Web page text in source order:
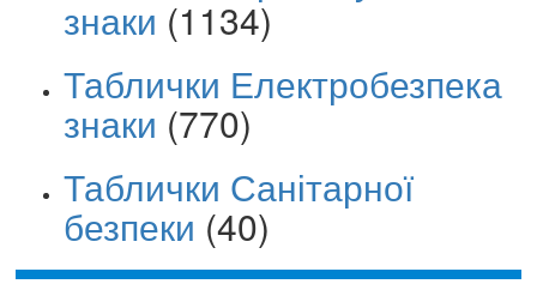
знаки (1134)
Таблички Електробезпека
знаки (770)
Таблички Санітарної
безпеки (40)